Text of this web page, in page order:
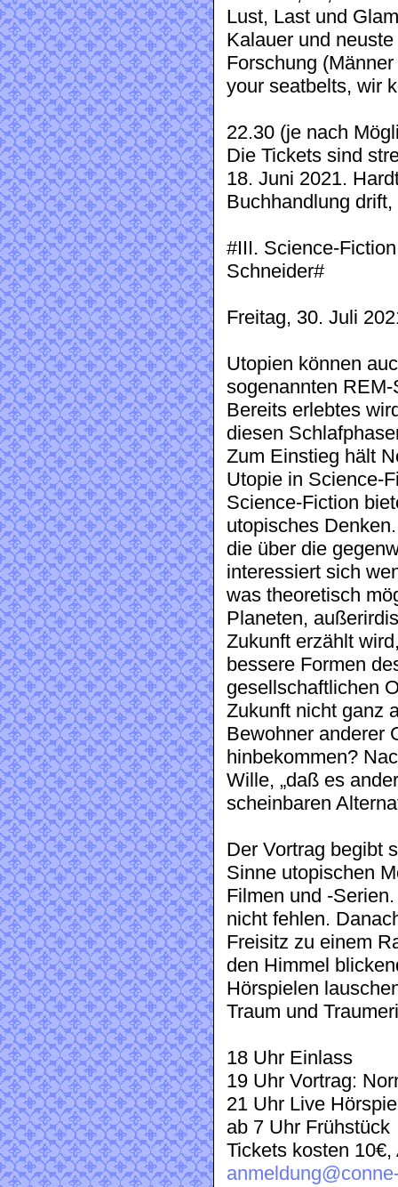
Lust, Last und
Kalauer und
Forschung
your seatbelts, wir
22.30 (je nach
Die Tickets sind
18. Juni 2021.
Buchhandlung
#III. Science-
Schneider#
Freitag, 30. Juli
Utopien können
sogenannten
Bereits erlebtes
diesen
Zum Einstieg hält
Utopie in Science-
Science-Fiction
utopisches
die über die
interessiert sich
was theoretisch
Planeten,
Zukunft erzählt
bessere Formen
gesellschaftlichen
Zukunft nicht ganz
Bewohner anderer
hinbekommen?
Wille, „daß es
scheinbaren
Der Vortrag begibt
Sinne utopischen
Filmen und -
nicht fehlen.
Freisitz zu einem
den Himmel
Hörspielen
Traum und
18 Uhr Einlass
19 Uhr Vortrag:
21 Uhr Live
ab 7 Uhr Frühstück
Tickets kosten